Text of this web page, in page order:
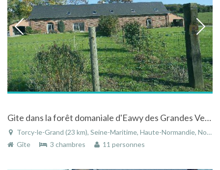
Gite dans la forêt domaniale d'Eawy des Grandes Ventes à Torcy-le-Grand - Seine-Maritime
Torcy-le-Grand (23 km), Seine-Maritime, Haute-Normandie, Normandie, France
Gîte
3 chambres 11 personnes